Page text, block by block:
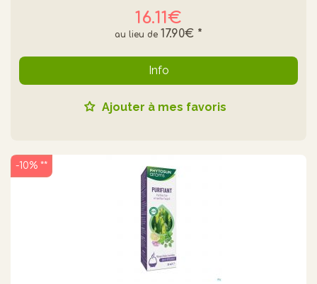
16.11€
17.90€ *
Info
Ajouter à mes favoris
-10% **